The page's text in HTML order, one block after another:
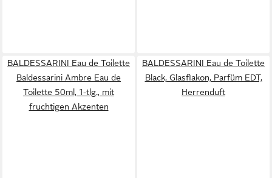
BALDESSARINI Eau de Toilette
Baldessarini Ambre Eau de
Toilette 50ml, 1-tlg., mit
fruchtigen Akzenten
BALDESSARINI Eau de Toilette
Black, Glasflakon, Parfüm EDT,
Herrenduft